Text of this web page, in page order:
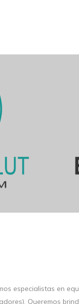
especialistas en
Queremos